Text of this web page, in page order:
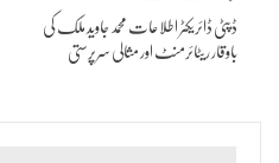
ڈپٹی ڈائریکٹر اطلاعات محمد جاوید ملک کی
باوقار ریٹائرمنٹ اور مثالی سرپرستی